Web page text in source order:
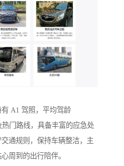
A1 驾照，平均驾龄
门路线，具备丰富的应急处
通规则，保持车辆整洁，主
周到的出行陪伴。